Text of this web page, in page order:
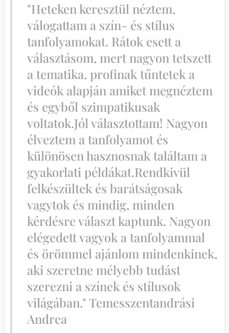
"Heteken keresztül néztem,
válogattam a szín- és stílus
tanfolyamokat. Rátok esett a
választásom, mert nagyon tetszett
a tematika, profinak tűntetek a
videók alapján amiket megnéztem
és egyből szimpatikusak
voltatok.Jól választottam! Nagyon
élveztem a tanfolyamot és
különösen hasznosnak találtam a
gyakorlati példákat.Rendkivül
felkészültek és barátságosak
vagytok és mindig, minden
kérdésre választ kaptunk. Nagyon
elégedett vagyok a tanfolyammal
és örömmel ajánlom mindenkinek,
aki szeretne mélyebb tudást
szerezni a színek és stílusok
világában." Temesszentandrási
Andrea